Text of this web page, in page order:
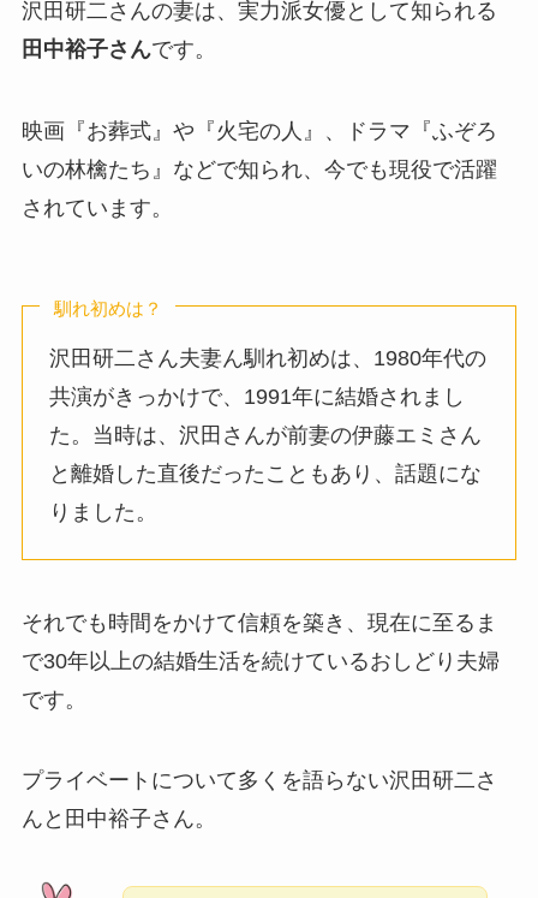
沢田研二さんの妻は、実力派女優として知られる
田中裕子さんです。
映画『お葬式』や『火宅の人』、ドラマ『ふぞろ
いの林檎たち』などで知られ、今でも現役で活躍
されています。
馴れ初めは？
沢田研二さん夫妻ん馴れ初めは、1980年代の
共演がきっかけで、1991年に結婚されまし
た。当時は、沢田さんが前妻の伊藤エミさん
と離婚した直後だったこともあり、話題にな
りました。
それでも時間をかけて信頼を築き、現在に至るま
で30年以上の結婚生活を続けているおしどり夫婦
です。
プライベートについて多くを語らない沢田研二さ
んと田中裕子さん。